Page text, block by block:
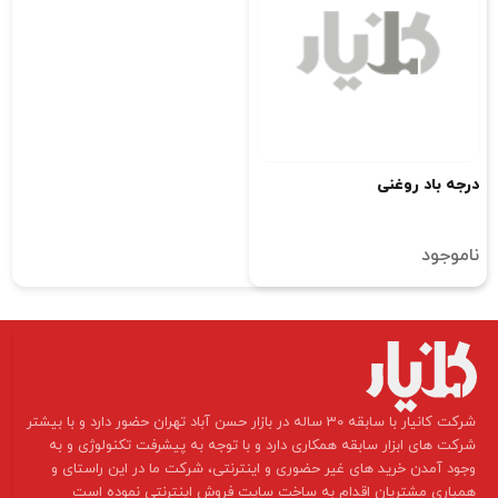
درجه باد روغنی
ناموجود
​شرکت کانیار با سابقه 30 ساله در بازار حسن آباد تهران حضور دارد و با بیشتر
شرکت های ابزار سابقه همکاری دارد و با توجه به پیشرفت تکنولوژی و به
وجود آمدن خرید های غیر حضوری و اینترنتی، شرکت ما در این راستای و
همیاری مشتریان اقدام به ساخت سایت فروش اینترنتی نموده است ​​​​​​​